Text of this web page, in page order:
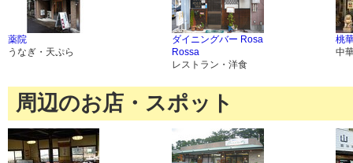
薬院
うなぎ・天ぷら
ダイニングバー Rosa
Rossa
レストラン・洋食
桃
中
周辺のお店・スポット